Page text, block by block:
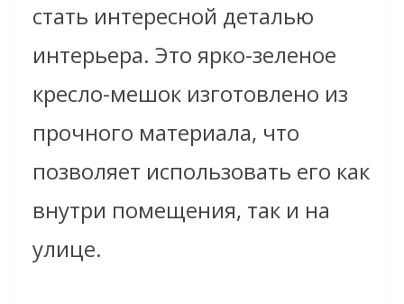
стать интересной деталью
интерьера. Это ярко-зеленое
кресло-мешок изготовлено из
прочного материала, что
позволяет использовать его как
внутри помещения, так и на
улице.